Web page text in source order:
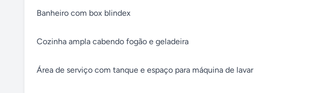
Banheiro com box blindex
Cozinha ampla cabendo fogão e geladeira
Área de serviço com tanque e espaço para máquina de lavar